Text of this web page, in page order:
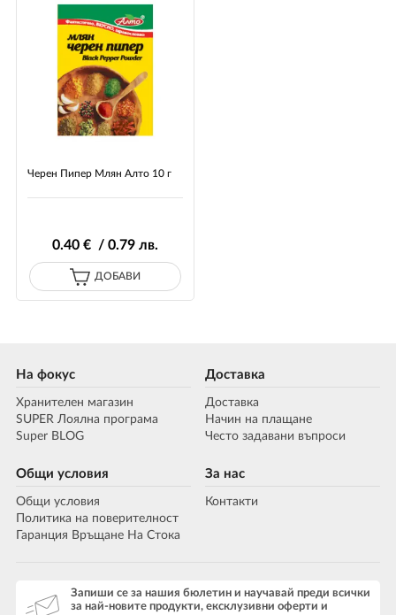
Черен Пипер Млян Алто 10 г
0.40€ / 0.79лв.
ДОБАВИ
На фокус
Хранителен магазин
SUPER Лоялна програма
Super BLOG
Доставка
Доставка
Начин на плащане
Често задавани въпроси
Общи условия
Общи условия
Политика на поверителност
Гаранция Връщане На Стока
За нас
Контакти
Запиши се за нашия бюлетин и научавай преди всички
за най-новите продукти, ексклузивни оферти и